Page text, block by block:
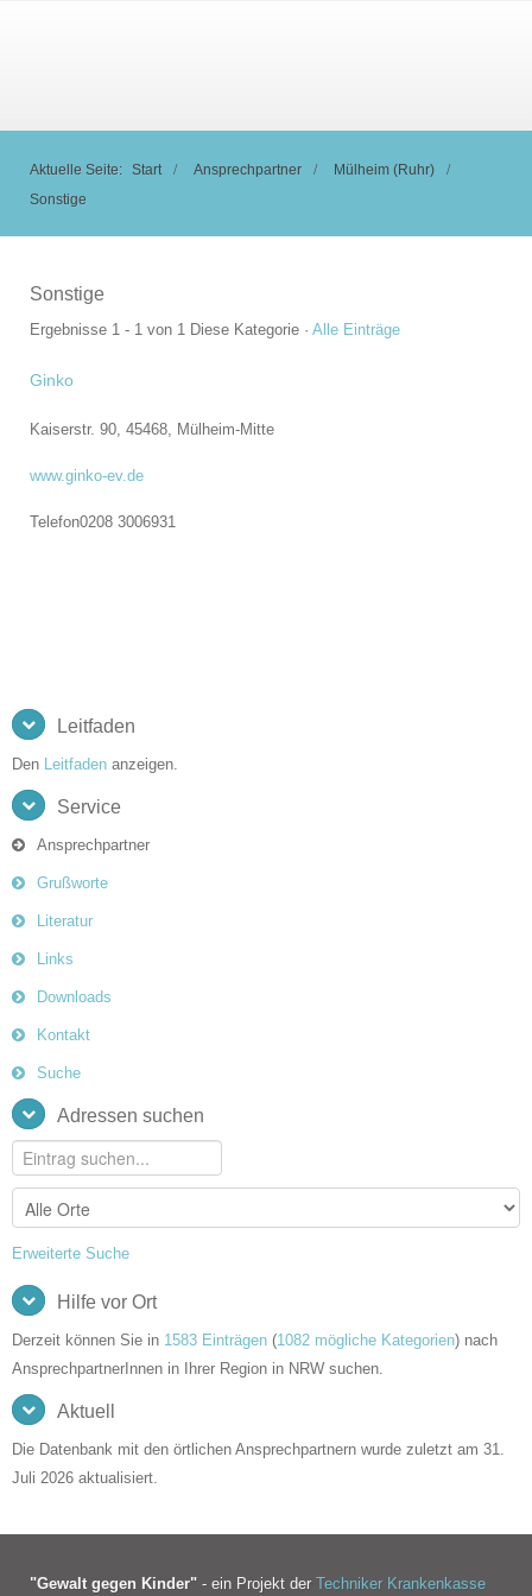
Aktuelle Seite: Start Ansprechpartner
Mülheim (Ruhr)
Sonstige
Sonstige
Ergebnisse 1 - 1 von 1 Diese Kategorie · Alle Einträge
Ginko
Kaiserstr. 90, 45468, Mülheim-Mitte
www.ginko-ev.de
Telefon0208 3006931
Leitfaden
Den Leitfaden anzeigen.
Service
Ansprechpartner
Grußworte
Literatur
Links
Downloads
Kontakt
Suche
Adressen suchen
Erweiterte Suche
Hilfe vor Ort
Derzeit können Sie in 1583 Einträgen (1082 mögliche Kategorien) nach
AnsprechpartnerInnen in Ihrer Region in NRW suchen.
Aktuell
Die Datenbank mit den örtlichen Ansprechpartnern wurde zuletzt am 31.
Juli 2026 aktualisiert.
"Gewalt gegen Kinder" - ein Projekt der Techniker Krankenkasse